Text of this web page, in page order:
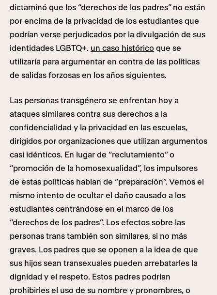
dictaminó que los “derechos de los padres” no están
por encima de la privacidad de los estudiantes que
podrían verse perjudicados por la divulgación de sus
identidades LGBTQ+. un caso histórico que se
utilizaría para argumentar en contra de las políticas
de salidas forzosas en los años siguientes.
Las personas transgénero se enfrentan hoy a
ataques similares contra sus derechos a la
confidencialidad y la privacidad en las escuelas,
dirigidos por organizaciones que utilizan argumentos
casi idénticos. En lugar de “reclutamiento” o
“promoción de la homosexualidad”, los impulsores
de estas políticas hablan de “preparación”. Vemos el
mismo intento de ocultar el daño causado a los
estudiantes centrándose en el marco de los
“derechos de los padres”. Los efectos sobre las
personas trans también son similares, si no más
graves. Los padres que se oponen a la idea de que
sus hijos sean transexuales pueden arrebatarles la
dignidad y el respeto. Estos padres podrían
prohibirles el uso de su nombre y pronombres, o